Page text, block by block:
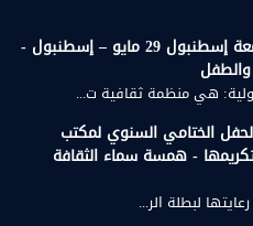
زيارة علمية إلى جامعة مرمرة وجامعة إسطنبول 29 مايو – إسطنبول -
هي منظمة ثقافية ت...
الختامي السنوي لمكتب
- همسة سماء الثقافة
لبطلة الر...